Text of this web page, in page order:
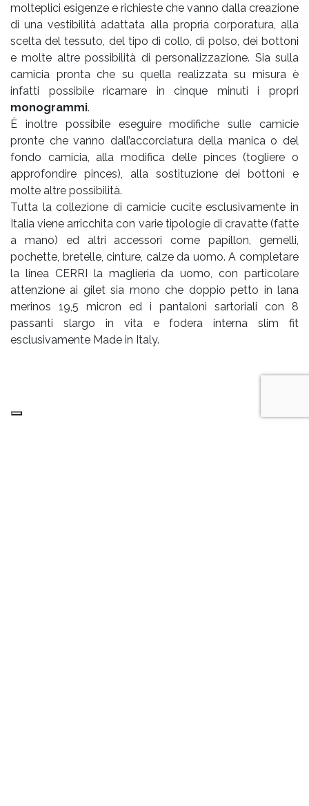
molteplici esigenze e richieste che vanno dalla creazione
di una vestibilità adattata alla propria corporatura, alla
scelta del tessuto, del tipo di collo, di polso, dei bottoni
e molte altre possibilità di personalizzazione. Sia sulla
camicia pronta che su quella realizzata su misura è
infatti possibile ricamare in cinque minuti i propri
monogrammi.
È inoltre possibile eseguire modifiche sulle camicie
pronte che vanno dall’accorciatura della manica o del
fondo camicia, alla modifica delle pinces (togliere o
approfondire pinces), alla sostituzione dei bottoni e
molte altre possibilità.
Tutta la collezione di camicie cucite esclusivamente in
Italia viene arricchita con varie tipologie di cravatte (fatte
a mano) ed altri accessori come papillon, gemelli,
pochette, bretelle, cinture, calze da uomo. A completare
la linea CERRI la maglieria da uomo, con particolare
attenzione ai gilet sia mono che doppio petto in lana
merinos 19,5 micron ed i pantaloni sartoriali con 8
passanti slargo in vita e fodera interna slim fit
esclusivamente Made in Italy.